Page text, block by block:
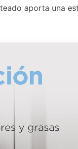
aporta una